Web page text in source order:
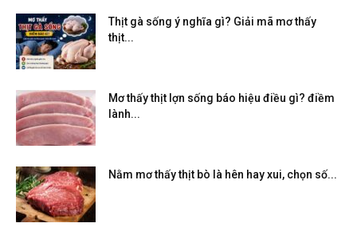
Thịt gà sống ý nghĩa gì? Giải mã mơ thấy
thịt...
Mơ thấy thịt lợn sống báo hiệu điều gì? điềm
lành...
Nằm mơ thấy thịt bò là hên hay xui, chọn số...